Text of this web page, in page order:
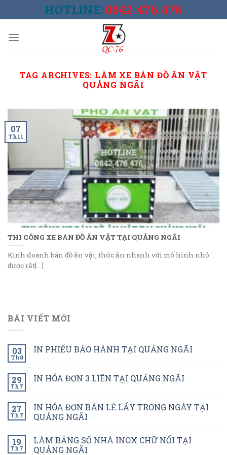
to
HOTLINE:0842.476.476
TAG ARCHIVES: LÀM XE BÁN ĐỒ ĂN VẶT
QUẢNG NGÃI
THI CÔNG XE BÁN ĐỒ ĂN VẶT TẠI QUẢNG NGÃI
Kinh doanh bán đồ ăn vặt, thức ăn nhanh với mô hình nhỏ
được rất[...]
07
Th11
BÀI VIẾT MỚI
03
Th8
IN PHIẾU BẢO HÀNH TẠI QUẢNG NGÃI
29
Th7
IN HÓA ĐƠN 3 LIÊN TẠI QUẢNG NGÃI
27
Th7
IN HÓA ĐƠN BÁN LẺ LẤY TRONG NGÀY TẠI
QUẢNG NGÃI
19
Th7
LÀM BẢNG SỐ NHÀ INOX CHỮ NỔI TẠI
QUẢNG NGÃI